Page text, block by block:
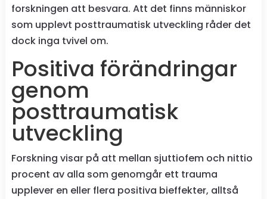
forskningen att besvara. Att det finns människor
som upplevt posttraumatisk utveckling råder det
dock inga tvivel om.
Positiva förändringar
genom
posttraumatisk
utveckling
Forskning visar på att mellan sjuttiofem och nittio
procent av alla som genomgår ett trauma
upplever en eller flera positiva bieffekter, alltså